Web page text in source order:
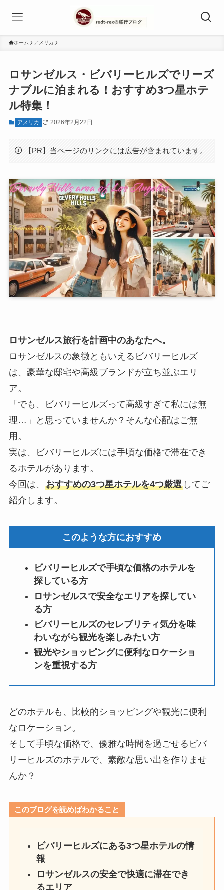
ホーム アメリカ
ロサンゼルス・ビバリーヒルズでリーズ
ナブルに泊まれる！おすすめ3つ星ホテ
ル特集！
アメリカ 2026年2月22日
【PR】当ページのリンクには広告が含まれています。
ロサンゼルス旅行を計画中のあなたへ。
ロサンゼルスの象徴ともいえるビバリーヒルズ
は、豪華な邸宅や高級ブランドが立ち並ぶエリ
ア。
「でも、ビバリーヒルズって高級すぎて私には無
理…」と思っていませんか？そんな心配はご無
用。
実は、ビバリーヒルズには手頃な価格で滞在でき
るホテルがあります。
今回は、 おすすめの3つ星ホテルを4つ厳選してご
紹介します。
このような方におすすめ
ビバリーヒルズで手頃な価格のホテルを
探している方
ロサンゼルスで安全なエリアを探してい
る方
ビバリーヒルズのセレブリティ気分を味
わいながら観光を楽しみたい方
観光やショッピングに便利なロケーショ
ンを重視する方
どのホテルも、比較的ショッピングや観光に便利
なロケーション。
そして手頃な価格で、優雅な時間を過ごせるビバ
リーヒルズのホテルで、素敵な思い出を作りませ
んか？
このブログを読めばわかること
ビバリーヒルズにある3つ星ホテルの情
報
ロサンゼルスの安全で快適に滞在でき
るエリア